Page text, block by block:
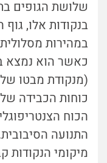
שלושת הגופים
בנקודות אלו,
במהירות
כאשר הוא נמצא
(מנקודת מבטו של
כוחות הכבידה
הכוח
התנועה
מיקומי הנקודות